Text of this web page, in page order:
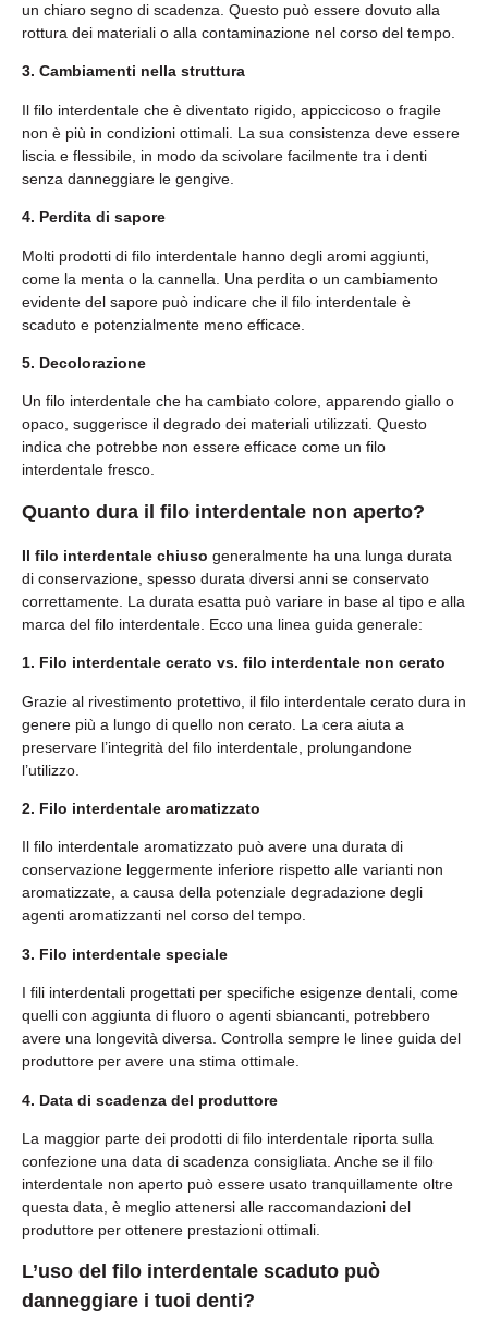
un chiaro segno di scadenza. Questo può essere dovuto alla
rottura dei materiali o alla contaminazione nel corso del tempo.
3. Cambiamenti nella struttura
Il filo interdentale che è diventato rigido, appiccicoso o fragile
non è più in condizioni ottimali. La sua consistenza deve essere
liscia e flessibile, in modo da scivolare facilmente tra i denti
senza danneggiare le gengive.
4. Perdita di sapore
Molti prodotti di filo interdentale hanno degli aromi aggiunti,
come la menta o la cannella. Una perdita o un cambiamento
evidente del sapore può indicare che il filo interdentale è
scaduto e potenzialmente meno efficace.
5. Decolorazione
Un filo interdentale che ha cambiato colore, apparendo giallo o
opaco, suggerisce il degrado dei materiali utilizzati. Questo
indica che potrebbe non essere efficace come un filo
interdentale fresco.
Quanto dura il filo interdentale non aperto?
Il filo interdentale chiuso generalmente ha una lunga durata
di conservazione, spesso durata diversi anni se conservato
correttamente. La durata esatta può variare in base al tipo e alla
marca del filo interdentale. Ecco una linea guida generale:
1. Filo interdentale cerato vs. filo interdentale non cerato
Grazie al rivestimento protettivo, il filo interdentale cerato dura in
genere più a lungo di quello non cerato. La cera aiuta a
preservare l’integrità del filo interdentale, prolungandone
l’utilizzo.
2. Filo interdentale aromatizzato
Il filo interdentale aromatizzato può avere una durata di
conservazione leggermente inferiore rispetto alle varianti non
aromatizzate, a causa della potenziale degradazione degli
agenti aromatizzanti nel corso del tempo.
3. Filo interdentale speciale
I fili interdentali progettati per specifiche esigenze dentali, come
quelli con aggiunta di fluoro o agenti sbiancanti, potrebbero
avere una longevità diversa. Controlla sempre le linee guida del
produttore per avere una stima ottimale.
4. Data di scadenza del produttore
La maggior parte dei prodotti di filo interdentale riporta sulla
confezione una data di scadenza consigliata. Anche se il filo
interdentale non aperto può essere usato tranquillamente oltre
questa data, è meglio attenersi alle raccomandazioni del
produttore per ottenere prestazioni ottimali.
L’uso del filo interdentale scaduto può
danneggiare i tuoi denti?